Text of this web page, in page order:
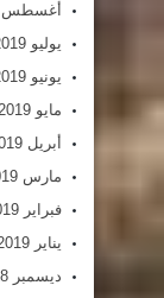
أغسطس 2019
يوليو 2019
يونيو 2019
مايو 2019
أبريل 2019
مارس 2019
فبراير 2019
يناير 2019
ديسمبر 2018